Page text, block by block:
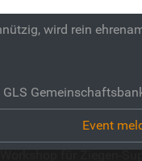
wird rein
GLS
Event
für Ziegen-